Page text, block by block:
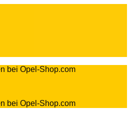
bei Opel-Shop.com
bei Opel-Shop.com